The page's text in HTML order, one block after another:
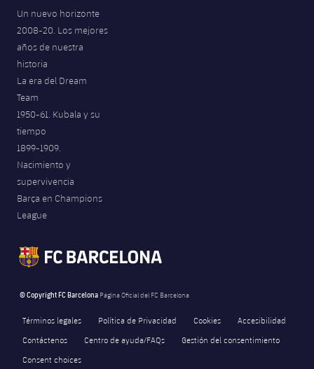
Un nuevo horizonte
2008-20. Los mejores
años de nuestra
historia
La era del Dream
Team
1950-61. Kubala y su
tiempo
1899-1909.
Nacimiento y
supervivencia
Barça en Champions
League
© Copyright FC Barcelona Página Oficial del FC Barcelona
Términos legales Política de Privacidad Cookies
Accesibilidad
Contáctenos
Centro de ayuda/FAQs
Gestión del consentimiento
Consent choices